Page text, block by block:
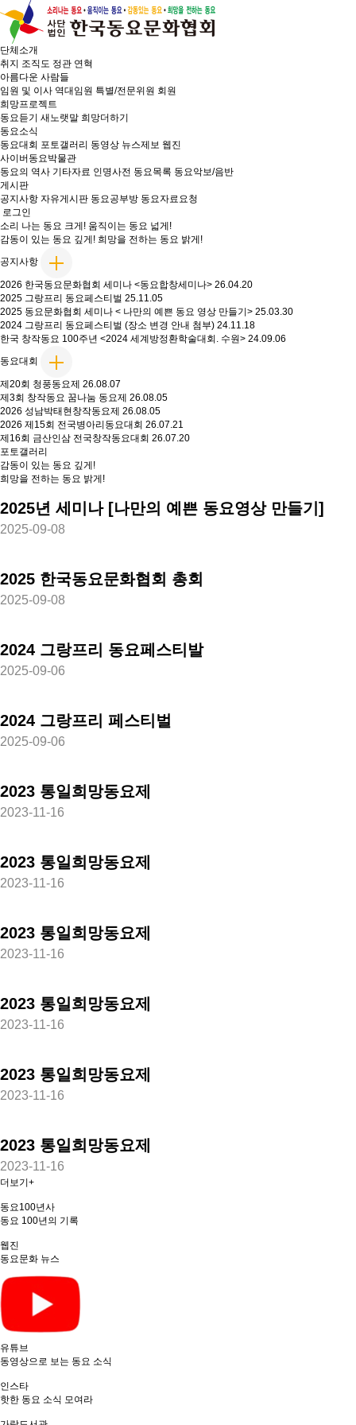
단체소개
취지 조직도 정관 연혁
아름다운 사람들
임원 및 이사 역대임원 특별/전문위원 회원
희망프로젝트
동요듣기 새노랫말 희망더하기
동요소식
동요대회 포토갤러리 동영상 뉴스제보 웹진
사이버동요박물관
동요의 역사 기타자료 인명사전 동요목록 동요악보/음반
게시판
공지사항 자유게시판 동요공부방 동요자료요청
로그인
소리 나는 동요 크게! 움직이는 동요 넓게!
감동이 있는 동요 깊게! 희망을 전하는 동요 밝게!
공지사항
2026 한국동요문화협회 세미나 <동요합창세미나> 26.04.20
2025 그랑프리 동요페스티벌 25.11.05
2025 동요문화협회 세미나 < 나만의 예쁜 동요 영상 만들기> 25.03.30
2024 그랑프리 동요페스티벌 (장소 변경 안내 첨부) 24.11.18
한국 창작동요 100주년 <2024 세계방정환학술대회. 수원> 24.09.06
동요대회
제20회 청풍동요제 26.08.07
제3회 창작동요 꿈나눔 동요제 26.08.05
2026 성남박태현창작동요제 26.08.05
2026 제15회 전국병아리동요대회 26.07.21
제16회 금산인삼 전국창작동요대회 26.07.20
포토갤러리
감동이 있는 동요 깊게!
희망을 전하는 동요 밝게!
2025년 세미나 [나만의 예쁜 동요영상 만들기]
2025-09-08
2025 한국동요문화협회 총회
2025-09-08
2024 그랑프리 동요페스티발
2025-09-06
2024 그랑프리 페스티벌
2025-09-06
2023 통일희망동요제
2023-11-16
2023 통일희망동요제
2023-11-16
2023 통일희망동요제
2023-11-16
2023 통일희망동요제
2023-11-16
2023 통일희망동요제
2023-11-16
2023 통일희망동요제
2023-11-16
더보기+
동요100년사
동요 100년의 기록
웹진
동요문화 뉴스
유튜브
동영상으로 보는 동요 소식
인스타
핫한 동요 소식 모여라